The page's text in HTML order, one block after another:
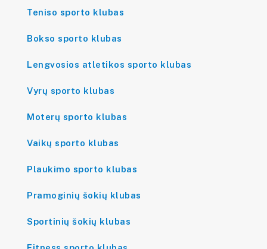
Teniso sporto klubas
Bokso sporto klubas
Lengvosios atletikos sporto klubas
Vyrų sporto klubas
Moterų sporto klubas
Vaikų sporto klubas
Plaukimo sporto klubas
Pramoginių šokių klubas
Sportinių šokių klubas